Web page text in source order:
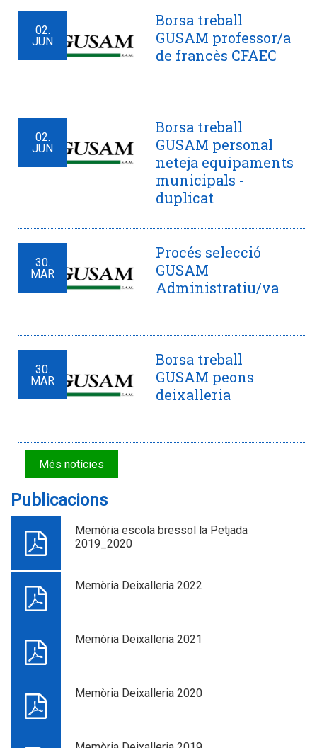
02.
JUN
Borsa treball
GUSAM professor/a
de francès CFAEC
02.
JUN
Borsa treball
GUSAM personal
neteja equipaments
municipals -
duplicat
30.
MAR
Procés selecció
GUSAM
Administratiu/va
30.
MAR
Borsa treball
GUSAM peons
deixalleria
Més notícies
Publicacions
Memòria escola bressol la Petjada
2019_2020
Memòria Deixalleria 2022
Memòria Deixalleria 2021
Memòria Deixalleria 2020